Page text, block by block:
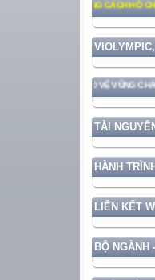
ĐẠO ĐỨC, PHONG CÁCH HỒ CHÍ
GẮN VỚI BẢO VỆ VỮNG CHẮC
TÀI
HÀNH
LIÊN KẾT
BỘ NGÀNH